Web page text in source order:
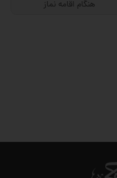
هنگام اقامه نماز